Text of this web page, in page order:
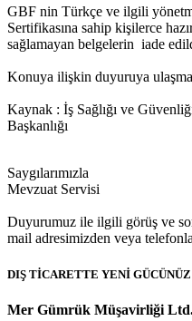
GBF nin Türkçe ve ilgili
Sertifikasına sahip kişilerce
sağlamayan belgelerin iade
Konuya ilişkin duyuruya
Kaynak : İş Sağlığı ve
Başkanlığı
Saygılarımızla
Mevzuat Servisi
Duyurumuz ile ilgili görüş ve
mail adresimizden veya
DIŞ TİCARETTE YENİ
Mer Gümrük Müşavirliği